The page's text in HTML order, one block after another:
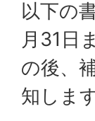
以下の
月31日
の後、
知します